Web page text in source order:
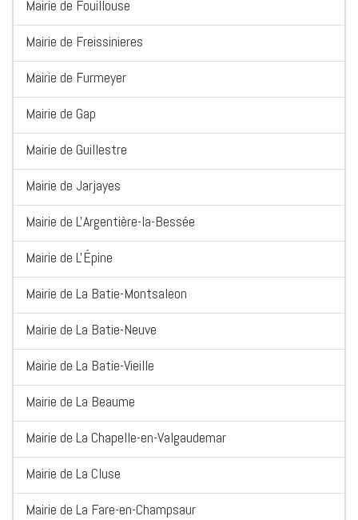
Mairie de Fouillouse
Mairie de Freissinieres
Mairie de Furmeyer
Mairie de Gap
Mairie de Guillestre
Mairie de Jarjayes
Mairie de L'Argentière-la-Bessée
Mairie de L'Épine
Mairie de La Batie-Montsaleon
Mairie de La Batie-Neuve
Mairie de La Batie-Vieille
Mairie de La Beaume
Mairie de La Chapelle-en-Valgaudemar
Mairie de La Cluse
Mairie de La Fare-en-Champsaur